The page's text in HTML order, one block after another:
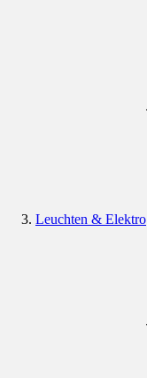
Leuchten & Elektro